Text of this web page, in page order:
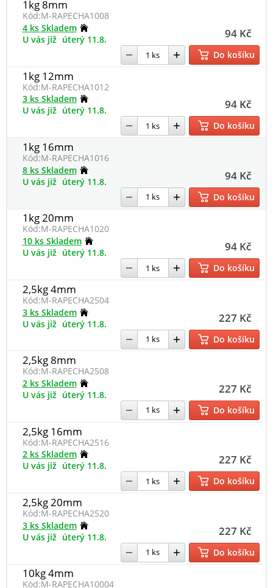
1kg 8mm
Kód:M-RAPECHA1008
94 Kč
4 ks Skladem
U vás již úterý 11.8.
Do košíku
1kg 12mm
Kód:M-RAPECHA1012
94 Kč
3 ks Skladem
U vás již úterý 11.8.
Do košíku
1kg 16mm
Kód:M-RAPECHA1016
94 Kč
8 ks Skladem
U vás již úterý 11.8.
Do košíku
1kg 20mm
Kód:M-RAPECHA1020
94 Kč
10 ks Skladem
U vás již úterý 11.8.
Do košíku
2,5kg 4mm
Kód:M-RAPECHA2504
227 Kč
3 ks Skladem
U vás již úterý 11.8.
Do košíku
2,5kg 8mm
Kód:M-RAPECHA2508
227 Kč
2 ks Skladem
U vás již úterý 11.8.
Do košíku
2,5kg 16mm
Kód:M-RAPECHA2516
227 Kč
2 ks Skladem
U vás již úterý 11.8.
Do košíku
2,5kg 20mm
Kód:M-RAPECHA2520
227 Kč
3 ks Skladem
U vás již úterý 11.8.
Do košíku
10kg 4mm
Kód:M-RAPECHA10004